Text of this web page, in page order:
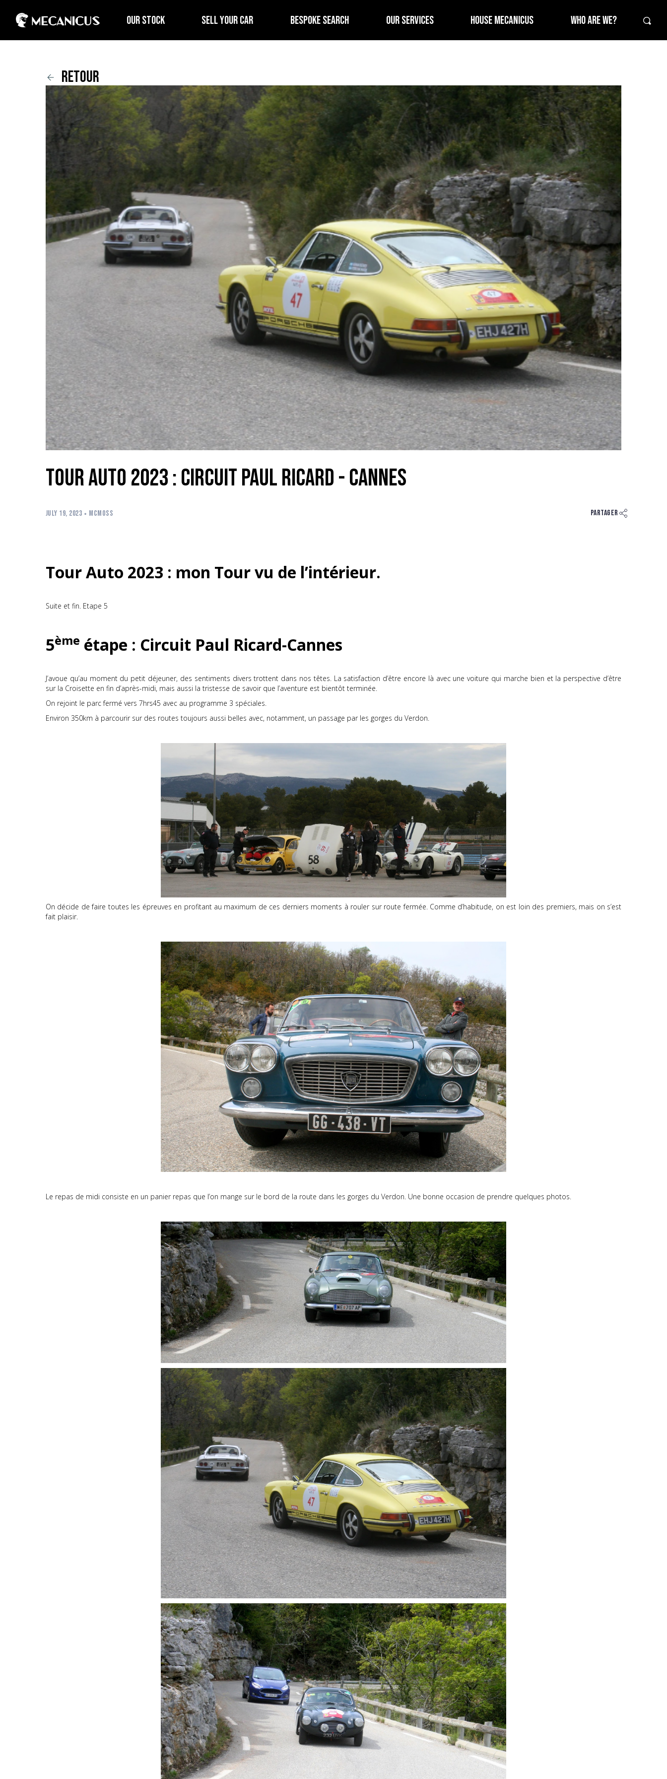
OUR STOCK SELL YOUR CAR BESPOKE SEARCH OUR SERVICES HOUSE MECANICUS WHO ARE WE?
retour
Tour Auto 2023 : Circuit Paul Ricard - Cannes
JULY 19, 2023 MCMOSS Partager
Tour Auto 2023 : mon Tour vu de l’intérieur.
Suite et fin. Etape 5
5ème étape : Circuit Paul Ricard-Cannes
J’avoue qu’au moment du petit déjeuner, des sentiments divers trottent dans nos têtes. La satisfaction d’être encore là avec une voiture qui marche bien et la perspective d’être
sur la Croisette en fin d’après-midi, mais aussi la tristesse de savoir que l’aventure est bientôt terminée.
On rejoint le parc fermé vers 7hrs45 avec au programme 3 spéciales.
Environ 350km à parcourir sur des routes toujours aussi belles avec, notamment, un passage par les gorges du Verdon.
On décide de faire toutes les épreuves en profitant au maximum de ces derniers moments à rouler sur route fermée. Comme d’habitude, on est loin des premiers, mais on s’est
fait plaisir.
Le repas de midi consiste en un panier repas que l’on mange sur le bord de la route dans les gorges du Verdon. Une bonne occasion de prendre quelques photos.